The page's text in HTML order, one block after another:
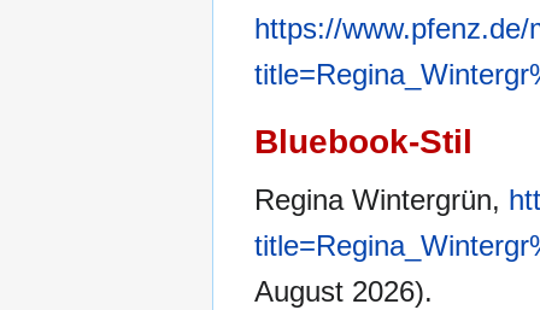
https://
Bluebook-Stil
Regina Wintergrün,
August 2026).